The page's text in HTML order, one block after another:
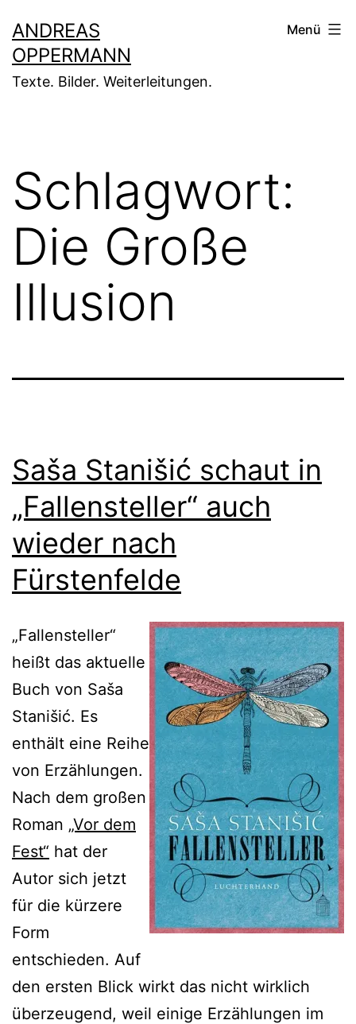
Inhalt
springen
ANDREAS
OPPERMANN
Texte. Bilder. Weiterleitungen.
Menü
Schlagwort:
Die Große
Illusion
Saša Stanišić schaut in
„Fallensteller“ auch
wieder nach
Fürstenfelde
„Fallensteller“
heißt das aktuelle
Buch von Saša
Stanišić. Es
enthält eine Reihe
von Erzählungen.
Nach dem großen
Roman „Vor dem
Fest“ hat der
Autor sich jetzt
für die kürzere
Form
entschieden. Auf
den ersten Blick wirkt das nicht wirklich
überzeugend, weil einige Erzählungen im